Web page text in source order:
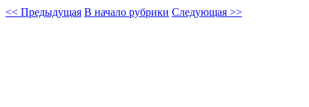
<< Предыдущая В начало рубрики Следующая >>